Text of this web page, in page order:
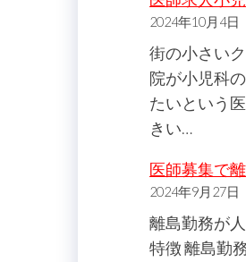
2024年10月4日
街の小さい
院が小児科
たいという
きい…
医師募集で
2024年9月27日
離島勤務が
特徴 離島勤